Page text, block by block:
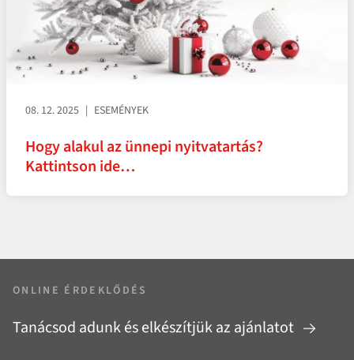
08. 12. 2025 ESEMÉNYEK
Hogy alakul az ünnepi nyitvatartás?
Kattintson ide…
ONLINE ÉRDEKLŐDÉS
Tanácsod adunk és elkészítjük az ajánlatot